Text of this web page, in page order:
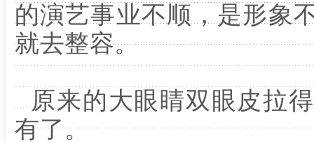
的演艺事业不顺，是形象
就去整容。
原来的大眼睛双眼皮拉
有了。